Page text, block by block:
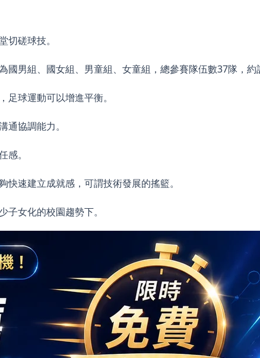
磋球技。
男組、國女組、男童組、女童組，總參賽隊伍數37隊，
球運動可以增進平衡。
協調能力。
。
速建立成就感，可謂技術發展的搖籃。
女化的校園趨勢下。